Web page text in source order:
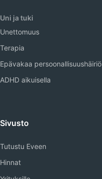
Uni ja tuki
Unettomuus
Terapia
Epävakaa persoonallisuushäiriö
ADHD aikuisella
Sivusto
Tutustu Eveen
Hinnat